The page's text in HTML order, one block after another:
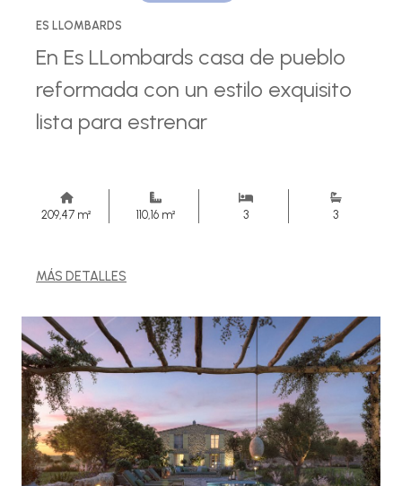
ES LLOMBARDS
En Es LLombards casa de pueblo
reformada con un estilo exquisito
lista para estrenar
209,47 m² 110,16 m² 3 3
MÁS DETALLES